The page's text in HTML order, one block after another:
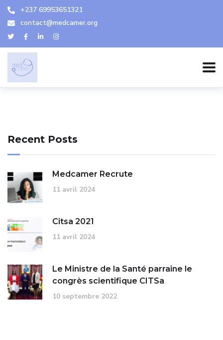
+237 69953651321
contact@medcamer.org
Recent Posts
Medcamer Recrute
11 avril 2024
Citsa 2021
11 avril 2024
Le Ministre de la Santé parraine le
congrès scientifique CITSa
10 septembre 2022